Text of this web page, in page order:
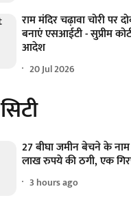
राम मंदिर चढ़ावा चोरी पर
बनाएं एसआईटी - सुप्रीम
आदेश
20 Jul 2026
27 बीघा जमीन बेचने के
लाख रुपये की ठगी, एक
3 hours ago